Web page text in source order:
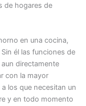
de hogares de
en una cocina,
él las funciones de
directamente
con la mayor
los que necesitan un
y en todo momento